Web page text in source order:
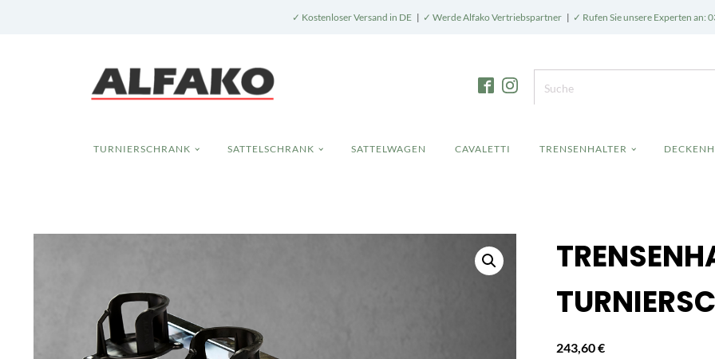
✓ Kostenloser Versand in DE | ✓ Werde Alfako Vertriebspartner | ✓ Rufen Sie unsere Experten an:
TURNIERSCHRANK SATTELSCHRANK SATTELWAGEN CAVALETTI TRENSENHALTER
243,60€